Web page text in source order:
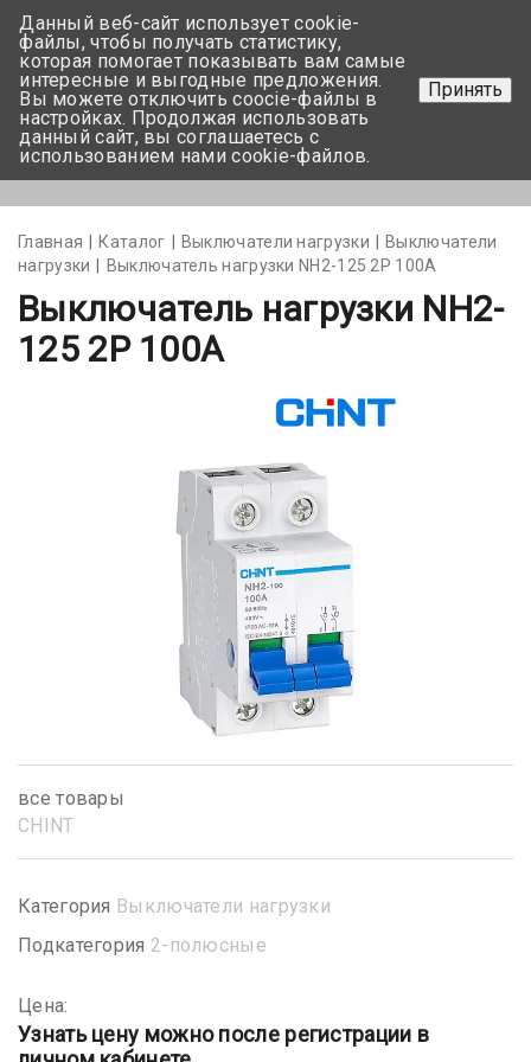
+375 17-350-99-56
+375 44-752-82-08
Задать вопрос
Главная Каталог Выключатели нагрузки
Выключатели
нагрузки
Выключатель нагрузки NH2-125 2P 100A
Выключатель нагрузки NH2-
125 2P 100A
все товары
CHINT
Категория Выключатели нагрузки
Подкатегория 2-полюсные
Цена:
Узнать цену можно после регистрации в
Данный веб-сайт использует cookie-
файлы, чтобы получать статистику,
которая помогает показывать вам самые
интересные и выгодные предложения.
Вы можете отключить coocie-файлы в
настройках. Продолжая использовать
данный сайт, вы соглашаетесь с
использованием нами cookie-файлов.
Принять